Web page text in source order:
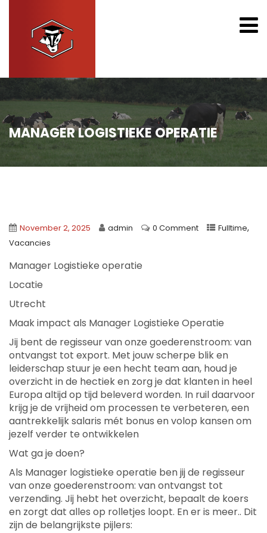
MANAGER LOGISTIEKE OPERATIE
November 2, 2025 admin 0 Comment Fulltime,
Vacancies
Manager Logistieke operatie
Locatie
Utrecht
Maak impact als Manager Logistieke Operatie
Jij bent de regisseur van onze goederenstroom: van
ontvangst tot export. Met jouw scherpe blik en
leiderschap stuur je een hecht team aan, houd je
overzicht in de hectiek en zorg je dat klanten in heel
Europa altijd op tijd beleverd worden. In ruil daarvoor
krijg je de vrijheid om processen te verbeteren, een
aantrekkelijk salaris mét bonus en volop kansen om
jezelf verder te ontwikkelen
Wat ga je doen?
Als Manager logistieke operatie ben jij de regisseur
van onze goederenstroom: van ontvangst tot
verzending. Jij hebt het overzicht, bepaalt de koers
en zorgt dat alles op rolletjes loopt. En er is meer.. Dit
zijn de belangrijkste pijlers: